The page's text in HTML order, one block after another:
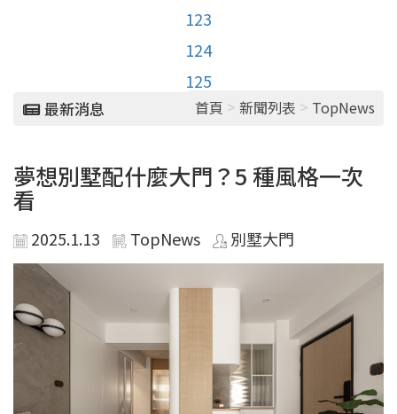
123
124
125
最新消息 首頁 > 新聞列表 > TopNews
夢想別墅配什麼大門？5 種風格一次
看
2025.1.13 TopNews 別墅大門